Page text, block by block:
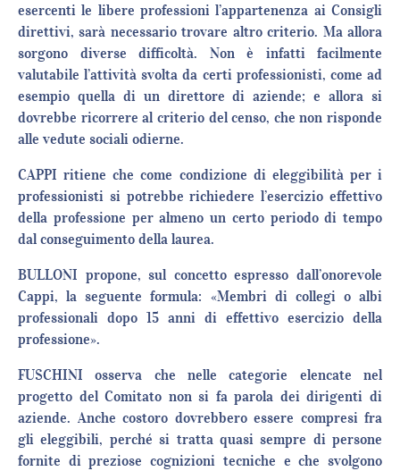
esercenti le libere professioni l’appartenenza ai Consigli
direttivi, sarà necessario trovare altro criterio. Ma allora
sorgono diverse difficoltà. Non è infatti facilmente
valutabile l’attività svolta da certi professionisti, come ad
esempio quella di un direttore di aziende; e allora si
dovrebbe ricorrere al criterio del censo, che non risponde
alle vedute sociali odierne.
CAPPI ritiene che come condizione di eleggibilità per i
professionisti si potrebbe richiedere l’esercizio effettivo
della professione per almeno un certo periodo di tempo
dal conseguimento della laurea.
BULLONI propone, sul concetto espresso dall’onorevole
Cappi, la seguente formula: «Membri di collegi o albi
professionali dopo 15 anni di effettivo esercizio della
professione».
FUSCHINI osserva che nelle categorie elencate nel
progetto del Comitato non si fa parola dei dirigenti di
aziende. Anche costoro dovrebbero essere compresi fra
gli eleggibili, perché si tratta quasi sempre di persone
fornite di preziose cognizioni tecniche e che svolgono